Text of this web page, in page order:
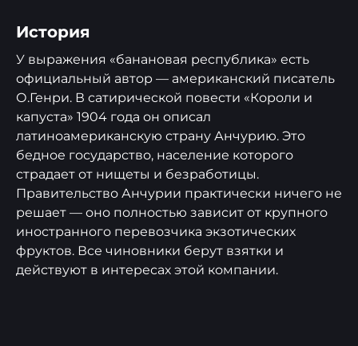
История
У выражения «банановая республика» есть
официальный автор — американский писатель
О.Генри. В сатирической повести «Короли и
капуста» 1904 года он описал
латиноамериканскую страну Анчурию. Это
бедное государство, население которого
страдает от нищеты и безработицы.
Правительство Анчурии практически ничего не
решает — оно полностью зависит от крупного
иностранного перевозчика экзотических
фруктов. Все чиновники берут взятки и
действуют в интересах этой компании.